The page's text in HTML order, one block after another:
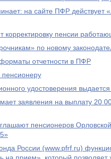
на сайте ПФР действует
корректировку пенсии
по новому
отчетности в ПФР
удостоверения выдается
заявления на выплату 20
пенсионеров Орловской
России (www.pfrf.ru)